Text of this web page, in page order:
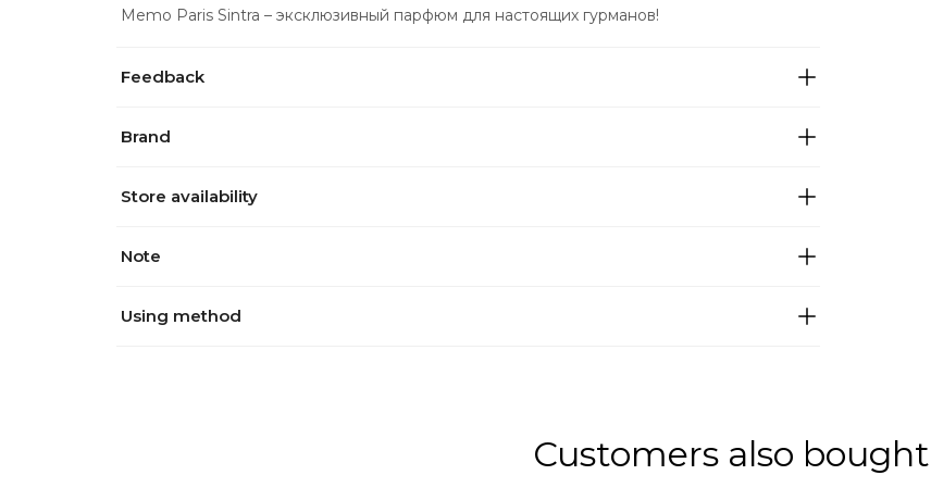
Memo Paris Sintra – эксклюзивный парфюм для настоящих гурманов!
Feedback
Brand
Store availability
Note
Using method
Customers also bought